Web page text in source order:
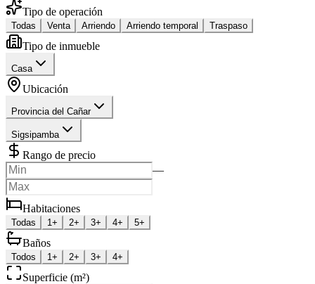
Tipo de operación
Todas Venta Arriendo Arriendo temporal Traspaso
Tipo de inmueble
Casa
Ubicación
Provincia del Cañar
Sigsipamba
Rango de precio
—
Habitaciones
Todas 1+ 2+ 3+ 4+ 5+
Baños
Todos 1+ 2+ 3+ 4+
Superficie (m²)